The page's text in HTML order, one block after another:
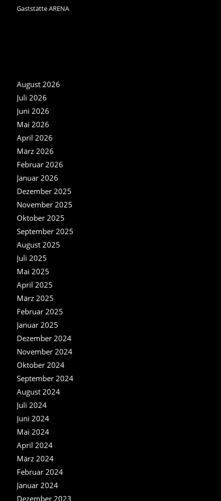
Gaststätte ARENA
August 2026
Juli 2026
Juni 2026
Mai 2026
April 2026
März 2026
Februar 2026
Januar 2026
Dezember 2025
November 2025
Oktober 2025
September 2025
August 2025
Juli 2025
Mai 2025
April 2025
März 2025
Februar 2025
Januar 2025
Dezember 2024
November 2024
Oktober 2024
September 2024
August 2024
Juli 2024
Juni 2024
Mai 2024
April 2024
März 2024
Februar 2024
Januar 2024
Dezember 2023